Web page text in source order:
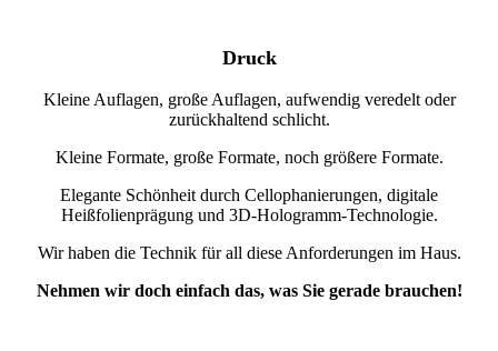
Druck
Kleine Auflagen, große Auflagen, aufwendig veredelt oder
zurückhaltend schlicht.
Kleine Formate, große Formate, noch größere Formate.
Elegante Schönheit durch Cellophanierungen, digitale
Heißfolienprägung und 3D-Hologramm-Technologie.
Wir haben die Technik für all diese Anforderungen im Haus.
Nehmen wir doch einfach das, was Sie gerade brauchen!